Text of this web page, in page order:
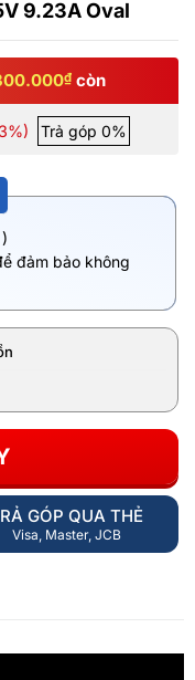
9.23A Oval
₫ còn
Trả góp 0%
đảm bảo không
GÓP QUA THẺ
Visa, Master, JCB